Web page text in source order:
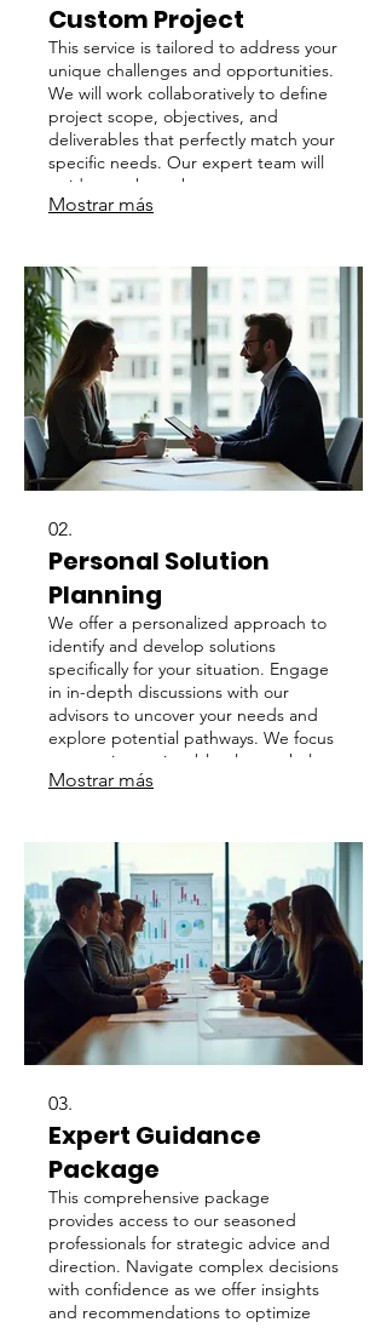
Custom Project
This service is tailored to address your
unique challenges and opportunities.
We will work collaboratively to define
project scope, objectives, and
deliverables that perfectly match your
specific needs. Our expert team will
guide you through every stage,
ensuring a successful outcome
Mostrar más
02.
Personal Solution
Planning
We offer a personalized approach to
identify and develop solutions
specifically for your situation. Engage
in in-depth discussions with our
advisors to uncover your needs and
explore potential pathways. We focus
on creating actionable plans to help
you achieve your personal objectives
Mostrar más
03.
Expert Guidance
Package
This comprehensive package
provides access to our seasoned
professionals for strategic advice and
direction. Navigate complex decisions
with confidence as we offer insights
and recommendations to optimize